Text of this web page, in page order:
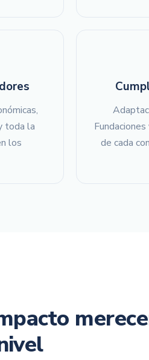
toda la
los
de cada